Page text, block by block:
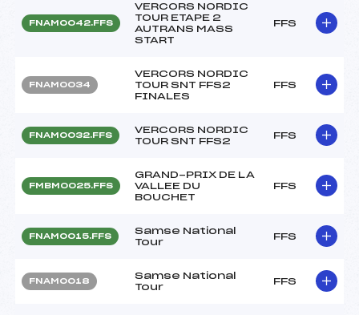
FNAM0042.FFS
VERCORS NORDIC
TOUR ETAPE 2
AUTRANS MASS
START
FFS
FNAM0034
VERCORS NORDIC
TOUR SNT FFS2
FINALES
FFS
FNAM0032.FFS
VERCORS NORDIC
TOUR SNT FFS2
FFS
FMBM0025.FFS
GRAND-PRIX DE LA
VALLEE DU
BOUCHET
FFS
FNAM0015.FFS
Samse National
Tour
FFS
FNAM0018
Samse National
Tour
FFS